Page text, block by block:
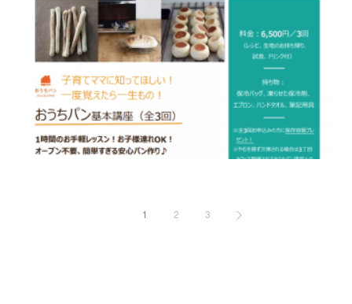
1 2 3